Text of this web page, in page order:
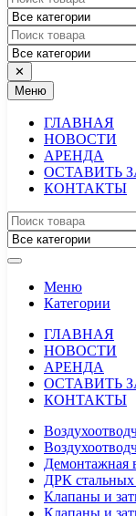
✕
Меню
ГЛАВНАЯ
НОВОСТИ
АРЕНДА
ОСТАВИТЬ
КОНТАКТЫ
Меню
Категории
ГЛАВНАЯ
НОВОСТИ
АРЕНДА
ОСТАВИТЬ
КОНТАКТЫ
Демонтажная
ДРК
Клапаны и
Клапаны и